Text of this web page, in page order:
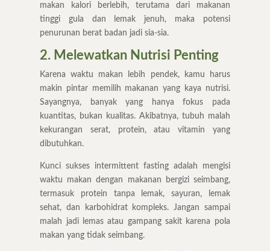
makan kalori berlebih, terutama dari makanan
tinggi gula dan lemak jenuh, maka potensi
penurunan berat badan jadi sia-sia.
2. Melewatkan Nutrisi Penting
Karena waktu makan lebih pendek, kamu harus
makin pintar memilih makanan yang kaya nutrisi.
Sayangnya, banyak yang hanya fokus pada
kuantitas, bukan kualitas. Akibatnya, tubuh malah
kekurangan serat, protein, atau vitamin yang
dibutuhkan.
Kunci sukses intermittent fasting adalah mengisi
waktu makan dengan makanan bergizi seimbang,
termasuk protein tanpa lemak, sayuran, lemak
sehat, dan karbohidrat kompleks. Jangan sampai
malah jadi lemas atau gampang sakit karena pola
makan yang tidak seimbang.